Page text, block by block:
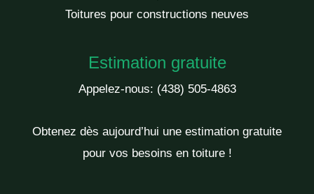
Toitures pour constructions neuves
Estimation gratuite
Appelez-nous: (438) 505-4863
Obtenez dès aujourd’hui une estimation gratuite
pour vos besoins en toiture !